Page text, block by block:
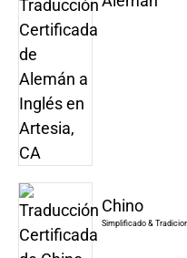
Chino
Simplificado &